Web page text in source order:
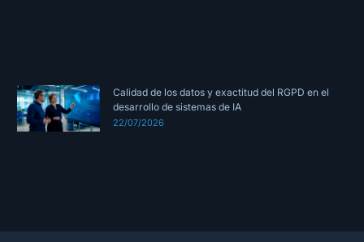
Calidad de los datos y exactitud del RGPD en el
desarrollo de sistemas de IA
22/07/2026